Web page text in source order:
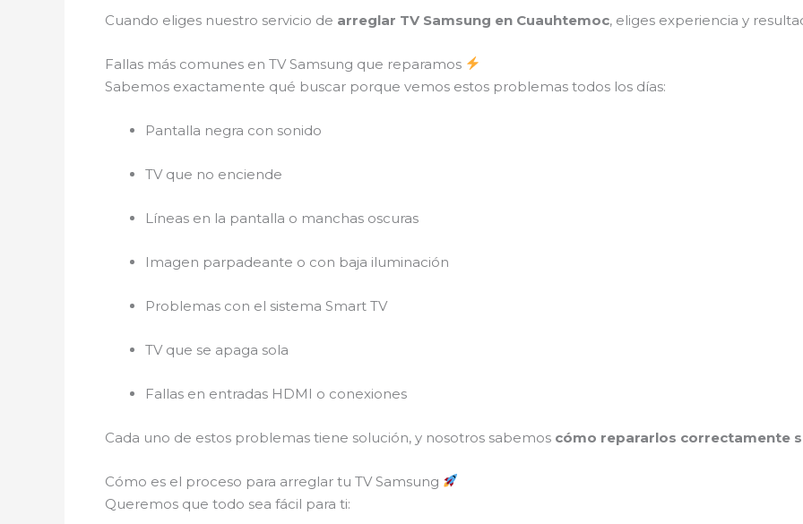
Cuando eliges nuestro servicio de arreglar TV Samsung en Cuauhtemoc, eliges experiencia y
Fallas más comunes en TV Samsung que reparamos
Sabemos exactamente qué buscar porque vemos estos problemas todos los días:
Pantalla negra con sonido
TV que no enciende
Líneas en la pantalla o manchas oscuras
Imagen parpadeante o con baja iluminación
Problemas con el sistema Smart TV
TV que se apaga sola
Fallas en entradas HDMI o conexiones
Cada uno de estos problemas tiene solución, y nosotros sabemos cómo repararlos correctamente
Cómo es el proceso para arreglar tu TV Samsung
Queremos que todo sea fácil para ti: